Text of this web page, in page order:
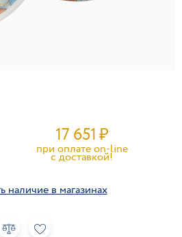
17 651₽
при оплате on-line
c доставкой!
наличие в магазинах